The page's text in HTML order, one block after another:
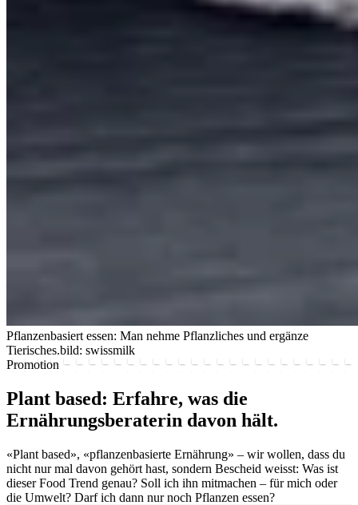
Pflanzenbasiert essen: Man nehme Pflanzliches und ergänze
Tierisches.bild: swissmilk
Promotion
Plant based: Erfahre, was die
Ernährungsberaterin davon hält.
«Plant based», «pflanzenbasierte Ernährung» – wir wollen, dass du
nicht nur mal davon gehört hast, sondern Bescheid weisst: Was ist
dieser Food Trend genau? Soll ich ihn mitmachen – für mich oder
die Umwelt? Darf ich dann nur noch Pflanzen essen?